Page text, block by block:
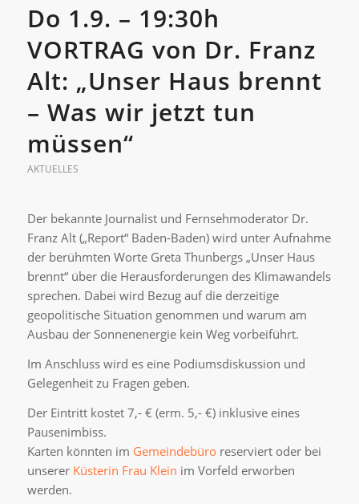
Do 1.9. – 19:30h
VORTRAG von Dr. Franz
Alt: „Unser Haus brennt
– Was wir jetzt tun
müssen“
AKTUELLES
Der bekannte Journalist und Fernsehmoderator Dr.
Franz Alt („Report“ Baden-Baden) wird unter Aufnahme
der berühmten Worte Greta Thunbergs „Unser Haus
brennt“ über die Herausforderungen des Klimawandels
sprechen. Dabei wird Bezug auf die derzeitige
geopolitische Situation genommen und warum am
Ausbau der Sonnenenergie kein Weg vorbeiführt.
Im Anschluss wird es eine Podiumsdiskussion und
Gelegenheit zu Fragen geben.
Der Eintritt kostet 7,- € (erm. 5,- €) inklusive eines
Pausenimbiss.
Karten könnten im Gemeindebüroreserviert oder bei
unserer Küsterin Frau Klein im Vorfeld erworben
werden.